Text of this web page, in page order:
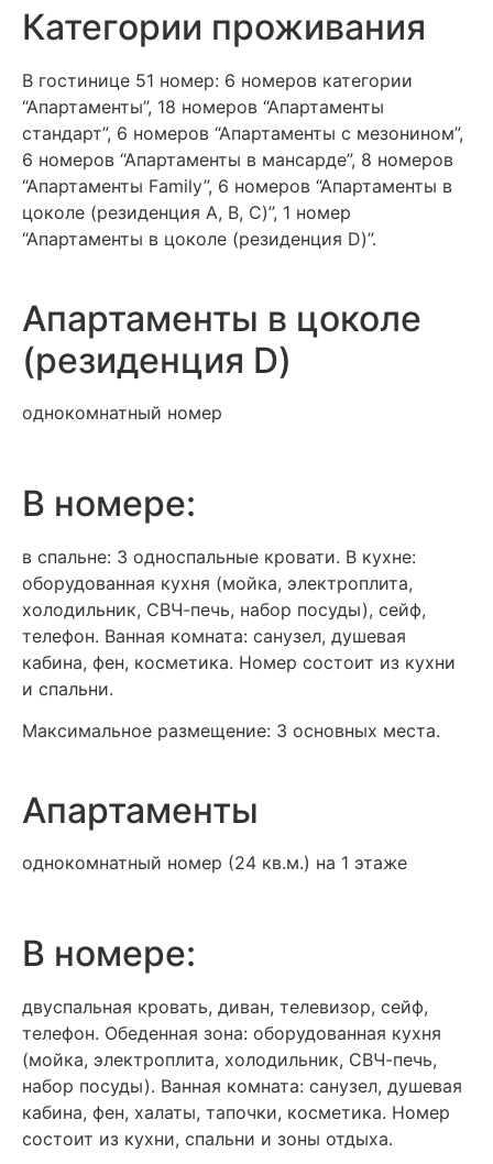
Категории проживания
В гостинице 51 номер: 6 номеров категории
“Апартаменты”, 18 номеров “Апартаменты
стандарт”, 6 номеров “Апартаменты с мезонином”,
6 номеров “Апартаменты в мансарде”, 8 номеров
“Апартаменты Family”, 6 номеров “Апартаменты в
цоколе (резиденция A, B, C)”, 1 номер
“Апартаменты в цоколе (резиденция D)”.
Апартаменты в цоколе
(резиденция D)
однокомнатный номер
В номере:
в спальне: 3 односпальные кровати. В кухне:
оборудованная кухня (мойка, электроплита,
холодильник, СВЧ-печь, набор посуды), сейф,
телефон. Ванная комната: санузел, душевая
кабина, фен, косметика. Номер состоит из кухни
и спальни.
Максимальное размещение: 3 основных места.
Апартаменты
однокомнатный номер (24 кв.м.) на 1 этаже
В номере:
двуспальная кровать, диван, телевизор, сейф,
телефон. Обеденная зона: оборудованная кухня
(мойка, электроплита, холодильник, СВЧ-печь,
набор посуды). Ванная комната: санузел, душевая
кабина, фен, халаты, тапочки, косметика. Номер
состоит из кухни, спальни и зоны отдыха.